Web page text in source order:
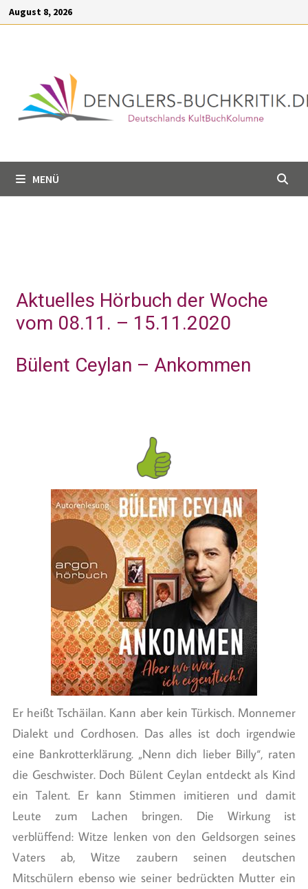
springen
August 8, 2026
MENÜ
Aktuelles Hörbuch der Woche
vom 08.11. – 15.11.2020
Bülent Ceylan – Ankommen
Er heißt Tschäilan. Kann aber kein Türkisch. Monnemer
Dialekt und Cordhosen. Das alles ist doch irgendwie
eine Bankrotterklärung. „Nenn dich lieber Billy“, raten
die Geschwister. Doch Bülent Ceylan entdeckt als Kind
ein Talent. Er kann Stimmen imitieren und damit
Leute zum Lachen bringen. Die Wirkung ist
verblüffend: Witze lenken von den Geldsorgen seines
Vaters ab, Witze zaubern seinen deutschen
Mitschülern ebenso wie seiner bedrückten Mutter ein